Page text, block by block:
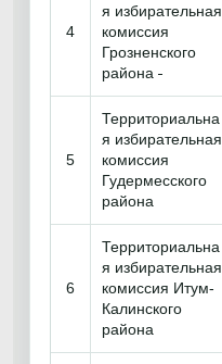
4
я избирательная
комиссия
Грозненского
района
5
Территориальна
я избирательная
комиссия
Гудермесского
района
6
Территориальна
я избирательная
комиссия Итум-
Калинского
района